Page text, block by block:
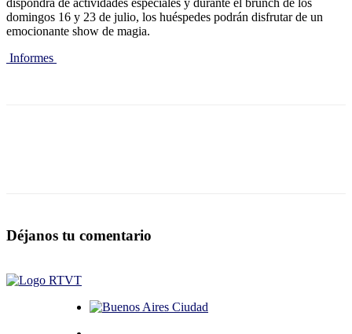
domingos 16 y 23 de julio, los huéspedes podrán disfrutar de un
emocionante show de magia.
Informes
Déjanos tu comentario